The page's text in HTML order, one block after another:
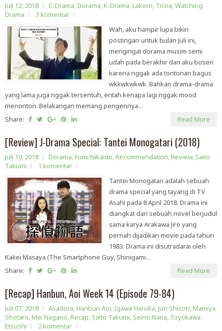
Juli 12, 2018 C-Drama,Dorama,K-Drama,Lakorn, Trivia,Watching
Drama
3 komentar
Wah, aku hampir lupa bikin
postingan untuk bulan Juli ini,
mengingat dorama musim semi
udah pada berakhir dan aku bosen
karena nggak ada tontonan bagus
wkkwkwkwk. Bahkan drama-drama
yang lama juga nggak tersentuh, entah kenapa lagi nggak mood
menonton. Belakangan memang pengennya...
Share:
Read More
[Review] J-Drama Special: Tantei Monogatari (2018)
Juli 10, 2018 Dorama,Fumi Nikaido,Recommendation,Review, Saito
Takumi
1 komentar
Tantei Monogatari adalah sebuah
drama special yang tayang di TV
Asahi pada 8 April 2018. Drama ini
diangkat dari sebuah novel berjudul
sama karya Arakawa Jiro yang
pernah dijadikan movie pada tahun
1983. Drama ini disutradarai oleh
Kakei Masaya (The Smartphone Guy, Shinigami...
Share:
Read More
[Recap] Hanbun, Aoi Week 14 (Episode 79-84)
Juli 07, 2018 Asadora,Hanbun Aoi,Igawa Haruka,Jun Shison,Mamiya
Shotaro,Mei Nagano,Recap, Saito Takumi, Seino Nana, Toyokawa
Etsushi
2 komentar